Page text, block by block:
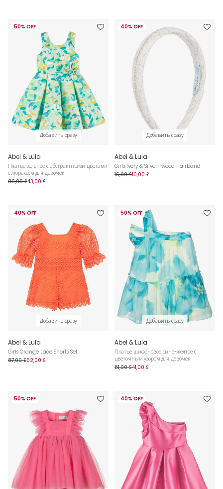
50% OFF
Добавить сразу
Abel & Lula
Платье зеленое с абстрактными цветами
с люрексом для девочек
86,00 £43,00 £
40% OFF
Добавить сразу
Abel & Lula
Girls Ivory & Silver Tweed Hairband
16,00 £10,00 £
40% OFF
Добавить сразу
Abel & Lula
Girls Orange Lace Shorts Set
87,00 £52,00 £
50% OFF
Добавить сразу
Abel & Lula
Платье шифоновое сине-жёлтое с
цветочным узором для девочек
81,00 £41,00 £
50% OFF 40% OFF